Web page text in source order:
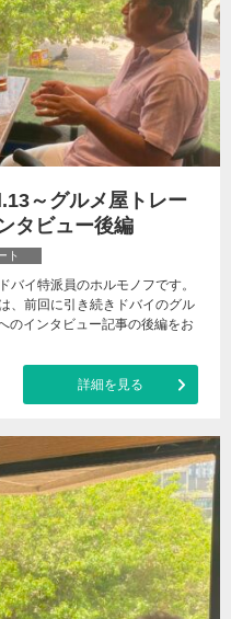
～グルメ屋トレー
タビュー後編
ト
バイ特派員のホルモノフです。
、前回に引き続きドバイのグル
のインタビュー記事の後編をお
詳細を見る